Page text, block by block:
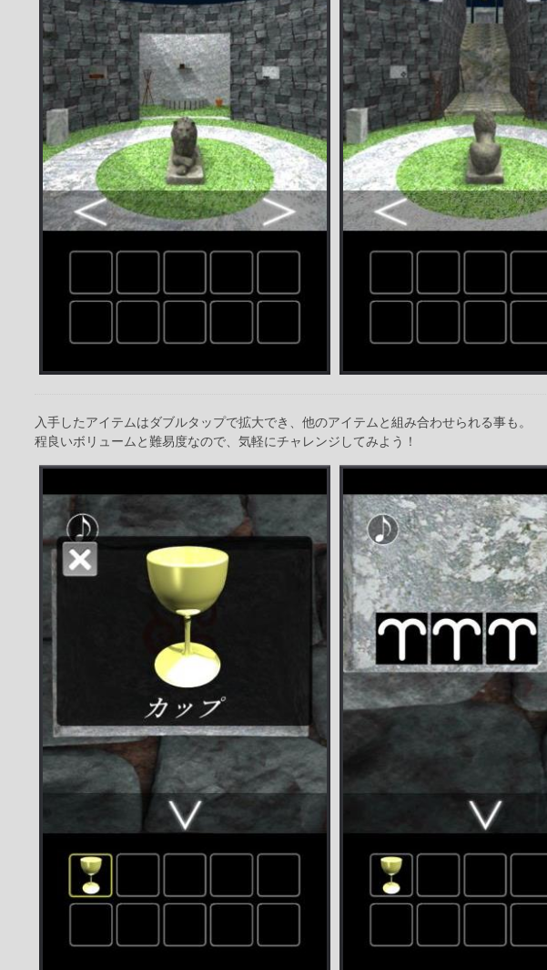
入手したアイテムはダブルタップで拡大でき、他のアイテムと組み合わせられる事も。
程良いボリュームと難易度なので、気軽にチャレンジしてみよう！